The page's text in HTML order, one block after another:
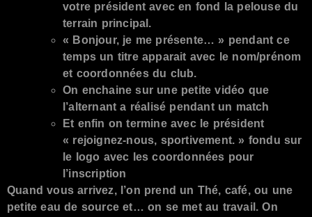
votre président avec en fond la pelouse du
terrain principal.
« Bonjour, je me présente… » pendant ce
temps un titre apparait avec le nom/prénom
et coordonnées du club.
On enchaine sur une petite vidéo que
l’alternant a réalisé pendant un match
Et enfin on termine avec le président
« rejoignez-nous, sportivement. » fondu sur
le logo avec les coordonnées pour
l’inscription
Quand vous arrivez, l’on prend un Thé, café, ou une
petite eau de source et… on se met au travail. On